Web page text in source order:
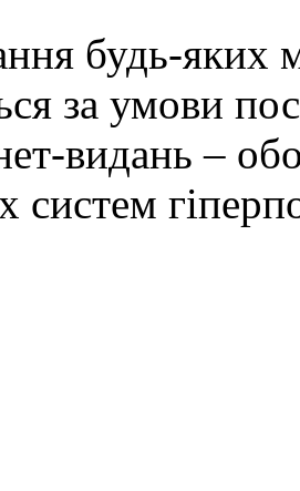
будь-яких
за умови
видань –
систем